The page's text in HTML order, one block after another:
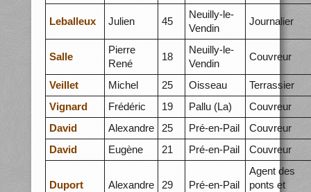
Leballeux Julien 45
Neuilly-le-
Vendin
Journalier
Salle
Pierre
René
18
Neuilly-le-
Vendin
Couvreur
Veillet Michel 25 Oisseau
Terrassier
Vignard
Frédéric 19 Pallu (La)
Couvreur
David
Alexandre 25 Pré-en-Pail
Couvreur
David
Eugène 21 Pré-en-Pail Couvreur
Duport Alexandre 29 Pré-en-Pail
Agent des
ponts et